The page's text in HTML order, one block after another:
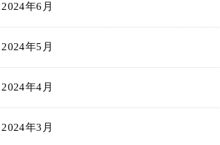
2024年6月
2024年5月
2024年4月
2024年3月